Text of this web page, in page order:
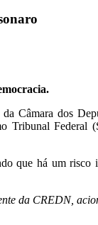
Câmara dos
Tribunal Federal
que há um risco
da CREDN,